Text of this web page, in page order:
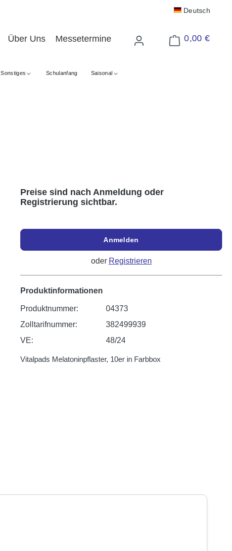
Deutsch
Über Uns Messetermine 0,00 €
Warenkorb enthält
Sonstiges Schulanfang Saisonal
Preise sind nach Anmeldung oder
Registrierung sichtbar.
Anmelden
oder Registrieren
Produktinformationen
Produktnummer:
04373
Zolltarifnummer:
382499939
VE:
48/24
Vitalpads Melatoninpflaster, 10er in Farbbox